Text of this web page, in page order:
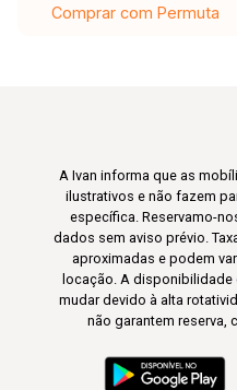
Comprar com Permuta
A Ivan informa que as
ilustrativos e não fazem
específica. Reservamo-
dados sem aviso prévio.
aproximadas e podem
locação. A
mudar devido à alta
não garantem reserva,